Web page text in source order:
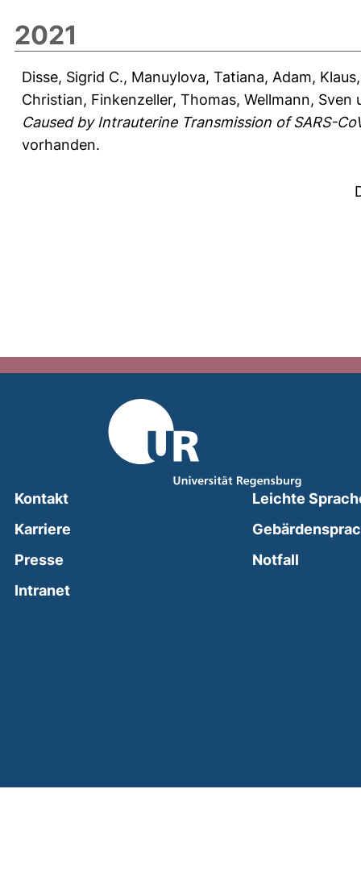
2021
Disse, Sigrid C., Manuylova, Tatiana, Adam, Klaus
Christian, Finkenzeller, Thomas, Wellmann, Sven
Caused by Intrauterine Transmission of SARS-
vorhanden.
Kontakt
Karriere
Presse
Intranet(external link, opens in a new window)
Leichte
Notfall